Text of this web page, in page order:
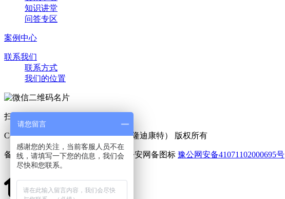
知识讲堂
问答专区
案例中心
联系我们
联系方式
我们的位置
扫一扫 添加好友
Copyright © 2025 利菲尔特（商标：隆迪康特） 版权所有
备案号：豫ICP备11005909号-6 豫公网安备41071102000695号
请您留言
感谢您的关注，当前客服人员不在
线，请填写一下您的信息，我们会
尽快和您联系。